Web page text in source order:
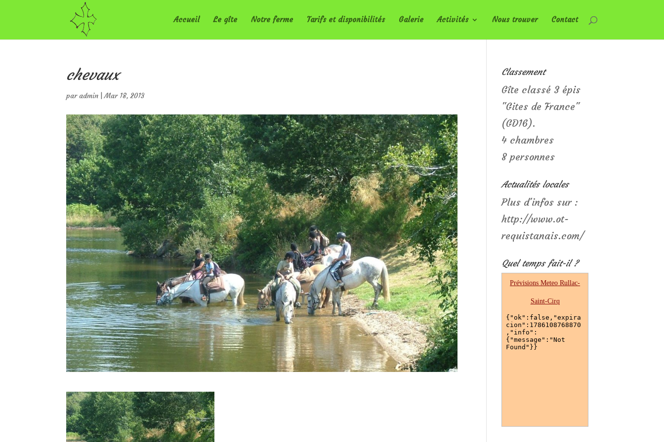
Accueil Le gîte Notre ferme Tarifs et disponibilités Galerie Activités Nous trouver Contact
chevaux
paradmin |Mar 18, 2013
Classement
Gîte classé 3 épis
"Gites de France"
(GD16).
4 chambres
8 personnes
Actualités locales
Plus d'infos sur :
http://www.ot-
requistanais.com/
Quel temps fait-il ?
Prévisions Meteo Rullac-
Saint-Cirq